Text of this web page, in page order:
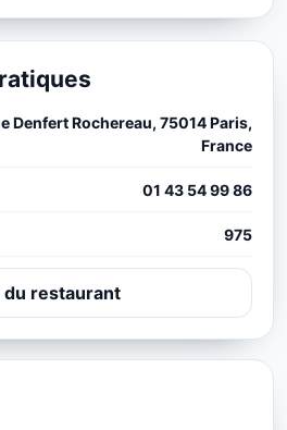
Denfert Rochereau, 75014 Paris,
France
01 43 54 99 86
975
du restaurant